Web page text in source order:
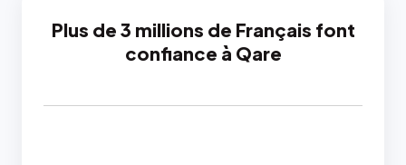
Plus de 3 millions de Français font
confiance à Qare